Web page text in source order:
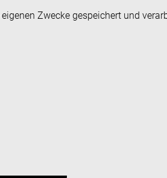
Zwecke gespeichert und